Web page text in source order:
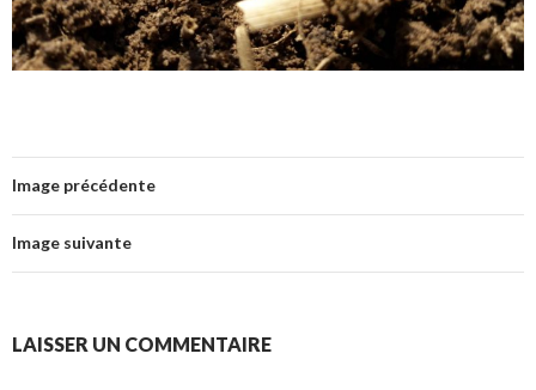
Image précédente
Image suivante
LAISSER UN COMMENTAIRE